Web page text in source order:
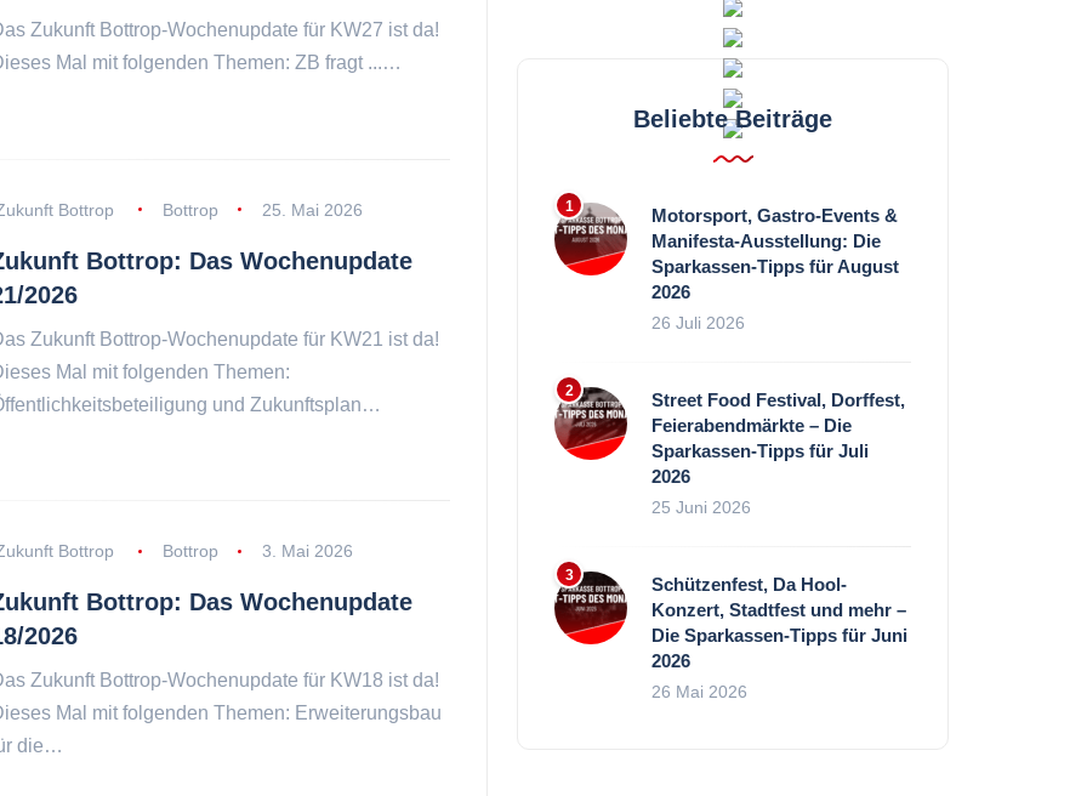
Zukunft Bottrop-Wochenupdate für KW27 ist da!
Mal mit folgenden Themen: ZB fragt ...…
Bottrop Bottrop 25. Mai 2026
Bottrop: Das Wochenupdate
2026
Zukunft Bottrop-Wochenupdate für KW21 ist da!
Mal mit folgenden Themen:
und Zukunftsplan…
Bottrop Bottrop 3. Mai 2026
Bottrop: Das Wochenupdate
2026
Zukunft Bottrop-Wochenupdate für KW18 ist da!
Mal mit folgenden Themen: Erweiterungsbau
die…
Beliebte Beiträge
Motorsport, Gastro-Events &
Manifesta-Ausstellung: Die
Sparkassen-Tipps für August
2026
26 Juli 2026
Street Food Festival, Dorffest,
Feierabendmärkte – Die
Sparkassen-Tipps für Juli
2026
25 Juni 2026
Schützenfest, Da Hool-
Konzert, Stadtfest und mehr –
Die Sparkassen-Tipps für Juni
2026
26 Mai 2026